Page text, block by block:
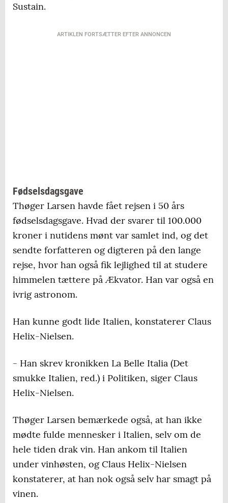
Sustain.
ARTIKLEN FORTSÆTTER EFTER ANNONCEN
Fødselsdagsgave
Thøger Larsen havde fået rejsen i 50 års
fødselsdagsgave. Hvad der svarer til 100.000
kroner i nutidens mønt var samlet ind, og det
sendte forfatteren og digteren på den lange
rejse, hvor han også fik lejlighed til at studere
himmelen tættere på Ækvator. Han var også en
ivrig astronom.
Han kunne godt lide Italien, konstaterer Claus
Helix-Nielsen.
- Han skrev kronikken La Belle Italia (Det
smukke Italien, red.) i Politiken, siger Claus
Helix-Nielsen.
Thøger Larsen bemærkede også, at han ikke
mødte fulde mennesker i Italien, selv om de
hele tiden drak vin. Han ankom til Italien
under vinhøsten, og Claus Helix-Nielsen
konstaterer, at han nok også selv har smagt på
vinen.